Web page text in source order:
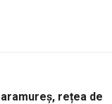
rețea de